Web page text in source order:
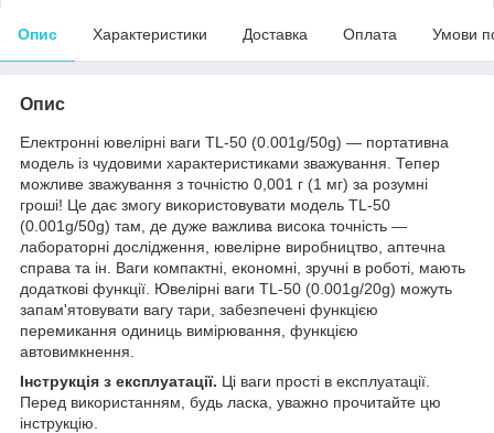
Опис Характеристики Доставка Оплата Умови
Опис
Електронні ювелірні ваги TL-50 (0.001g/50g) — портативна
модель із чудовими характеристиками зважування. Тепер
можливе зважування з точністю 0,001 г (1 мг) за розумні
гроші! Це дає змогу використовувати модель TL-50
(0.001g/50g) там, де дуже важлива висока точність —
лабораторні дослідження, ювелірне виробництво, аптечна
справа та ін. Ваги компактні, економні, зручні в роботі, мають
додаткові функції. Ювелірні ваги TL-50 (0.001g/20g) можуть
запам'ятовувати вагу тари, забезпечені функцією
перемикання одиниць вимірювання, функцією
автовимкнення.
Інструкція з експлуатації. Ці ваги прості в експлуатації.
Перед використанням, будь ласка, уважно прочитайте цю
інструкцію.